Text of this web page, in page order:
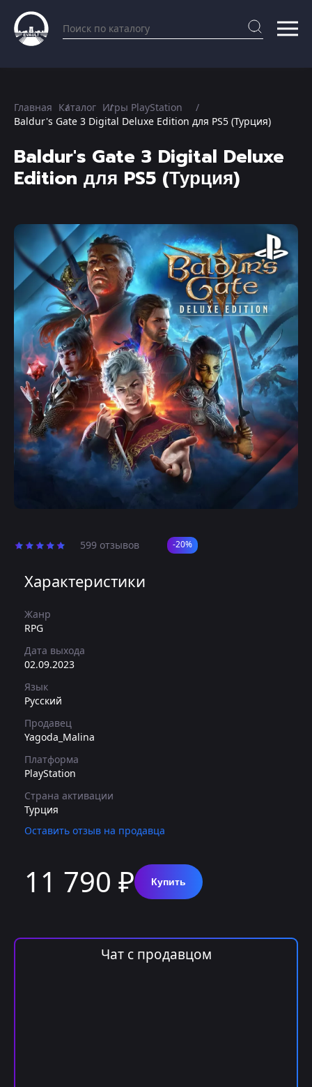
Главная Каталог Игры PlayStation
Baldur's Gate 3 Digital Deluxe Edition для PS5 (Турция)
Baldur's Gate 3 Digital Deluxe
Edition для PS5 (Турция)
599 отзывов -20%
Характеристики
Жанр
RPG
Дата выхода
02.09.2023
Язык
Русский
Продавец
Yagoda_Malina
Платформа
PlayStation
Страна активации
Турция
Оставить отзыв на продавца
11 790 ₽ Купить
Чат с продавцом